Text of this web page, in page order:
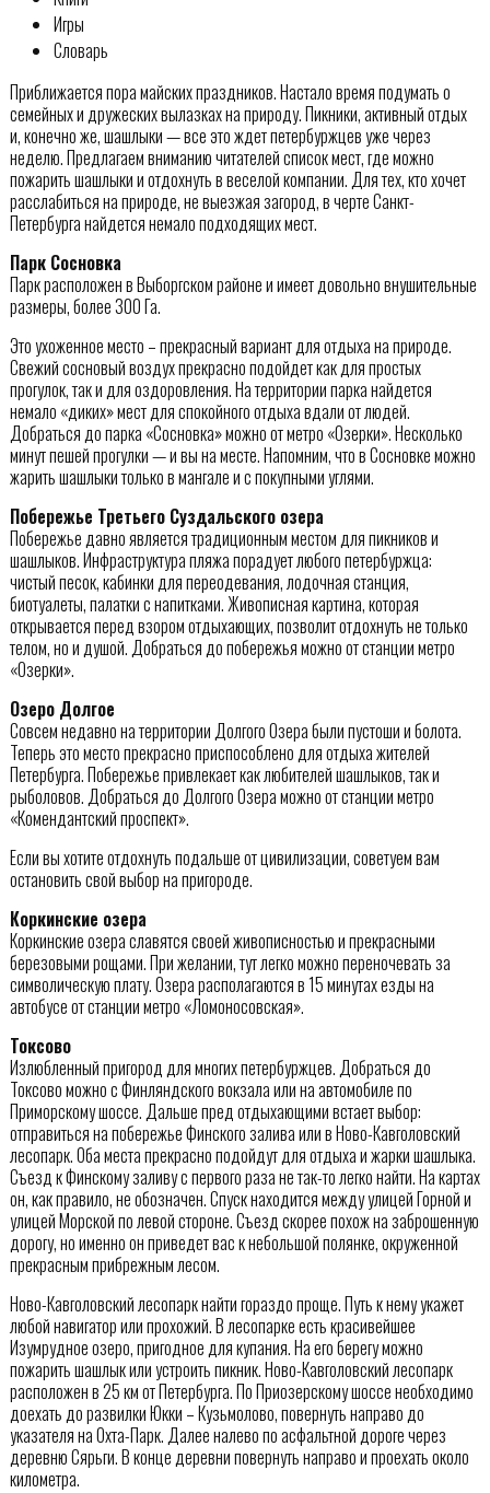
Игры
Словарь
Приближается пора майских праздников. Настало время подумать о
семейных и дружеских вылазках на природу. Пикники, активный отдых
и, конечно же, шашлыки — все это ждет петербуржцев уже через
неделю. Предлагаем вниманию читателей список мест, где можно
пожарить шашлыки и отдохнуть в веселой компании. Для тех, кто хочет
расслабиться на природе, не выезжая загород, в черте Санкт-
Петербурга найдется немало подходящих мест.
Парк Сосновка
Парк расположен в Выборгском районе и имеет довольно внушительные
размеры, более 300 Га.
Это ухоженное место – прекрасный вариант для отдыха на природе.
Свежий сосновый воздух прекрасно подойдет как для простых
прогулок, так и для оздоровления. На территории парка найдется
немало «диких» мест для спокойного отдыха вдали от людей.
Добраться до парка «Сосновка» можно от метро «Озерки». Несколько
минут пешей прогулки — и вы на месте. Напомним, что в Сосновке можно
жарить шашлыки только в мангале и с покупными углями.
Побережье Третьего Суздальского озера
Побережье давно является традиционным местом для пикников и
шашлыков. Инфраструктура пляжа порадует любого петербуржца:
чистый песок, кабинки для переодевания, лодочная станция,
биотуалеты, палатки с напитками. Живописная картина, которая
открывается перед взором отдыхающих, позволит отдохнуть не только
телом, но и душой. Добраться до побережья можно от станции метро
«Озерки».
Озеро Долгое
Совсем недавно на территории Долгого Озера были пустоши и болота.
Теперь это место прекрасно приспособлено для отдыха жителей
Петербурга. Побережье привлекает как любителей шашлыков, так и
рыболовов. Добраться до Долгого Озера можно от станции метро
«Комендантский проспект».
Если вы хотите отдохнуть подальше от цивилизации, советуем вам
остановить свой выбор на пригороде.
Коркинские озера
Коркинские озера славятся своей живописностью и прекрасными
березовыми рощами. При желании, тут легко можно переночевать за
символическую плату. Озера располагаются в 15 минутах езды на
автобусе от станции метро «Ломоносовская».
Токсово
Излюбленный пригород для многих петербуржцев. Добраться до
Токсово можно с Финляндского вокзала или на автомобиле по
Приморскому шоссе. Дальше пред отдыхающими встает выбор:
отправиться на побережье Финского залива или в Ново-Кавголовский
лесопарк. Оба места прекрасно подойдут для отдыха и жарки шашлыка.
Съезд к Финскому заливу с первого раза не так-то легко найти. На картах
он, как правило, не обозначен. Спуск находится между улицей Горной и
улицей Морской по левой стороне. Съезд скорее похож на заброшенную
дорогу, но именно он приведет вас к небольшой полянке, окруженной
прекрасным прибрежным лесом.
Ново-Кавголовский лесопарк найти гораздо проще. Путь к нему укажет
любой навигатор или прохожий. В лесопарке есть красивейшее
Изумрудное озеро, пригодное для купания. На его берегу можно
пожарить шашлык или устроить пикник. Ново-Кавголовский лесопарк
расположен в 25 км от Петербурга. По Приозерскому шоссе необходимо
доехать до развилки Юкки – Кузьмолово, повернуть направо до
указателя на Охта-Парк. Далее налево по асфальтной дороге через
деревню Сярьги. В конце деревни повернуть направо и проехать около
километра.